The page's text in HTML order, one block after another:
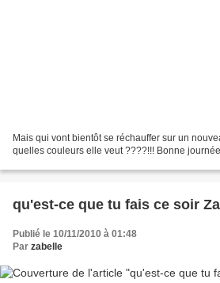
Mais qui vont bientôt se réchauffer sur un
quelles couleurs elle veut ????!!! Bonne
qu'est-ce que tu fais ce soir
Publié le 10/11/2010 à 01:48
Par zabelle